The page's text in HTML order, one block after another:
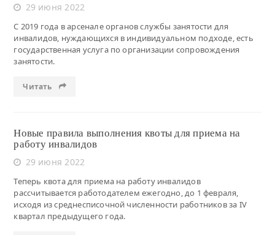
29 июня 2022
С 2019 года в арсенале органов службы занятости для
инвалидов, нуждающихся в индивидуальном подходе, есть
государственная услуга по организации сопровождения
занятости.
Читать
Новые правила выполнения квоты для приема на
работу инвалидов
29 июня 2022
Теперь квота для приема на работу инвалидов
рассчитывается работодателем ежегодно, до 1 февраля,
исходя из среднесписочной численности работников за IV
квартал предыдущего года.